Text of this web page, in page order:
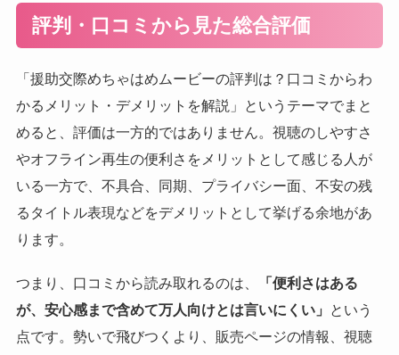
評判・口コミから見た総合評価
「援助交際めちゃはめムービーの評判は？口コミからわ
かるメリット・デメリットを解説」というテーマでまと
めると、評価は一方的ではありません。視聴のしやすさ
やオフライン再生の便利さをメリットとして感じる人が
いる一方で、不具合、同期、プライバシー面、不安の残
るタイトル表現などをデメリットとして挙げる余地があ
ります。
つまり、口コミから読み取れるのは、
「便利さはある
が、安心感まで含めて万人向けとは言いにくい」
という
点です。勢いで飛びつくより、販売ページの情報、視聴